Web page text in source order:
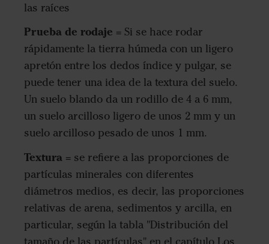
las raíces
Prueba de rodaje = Si se hace rodar
rápidamente la tierra húmeda con un ligero
apretón entre los dedos índice y pulgar, se
puede tener una idea de la textura del suelo.
Un suelo blando da un rodillo de 4 a 6 mm,
un suelo arcilloso ligero de unos 2 mm y un
suelo arcilloso pesado de unos 1 mm.
Textura = se refiere a las proporciones de
partículas minerales con diferentes
diámetros medios, es decir, las proporciones
relativas de arena, sedimentos y arcilla, en
particular, según la tabla "Distribución del